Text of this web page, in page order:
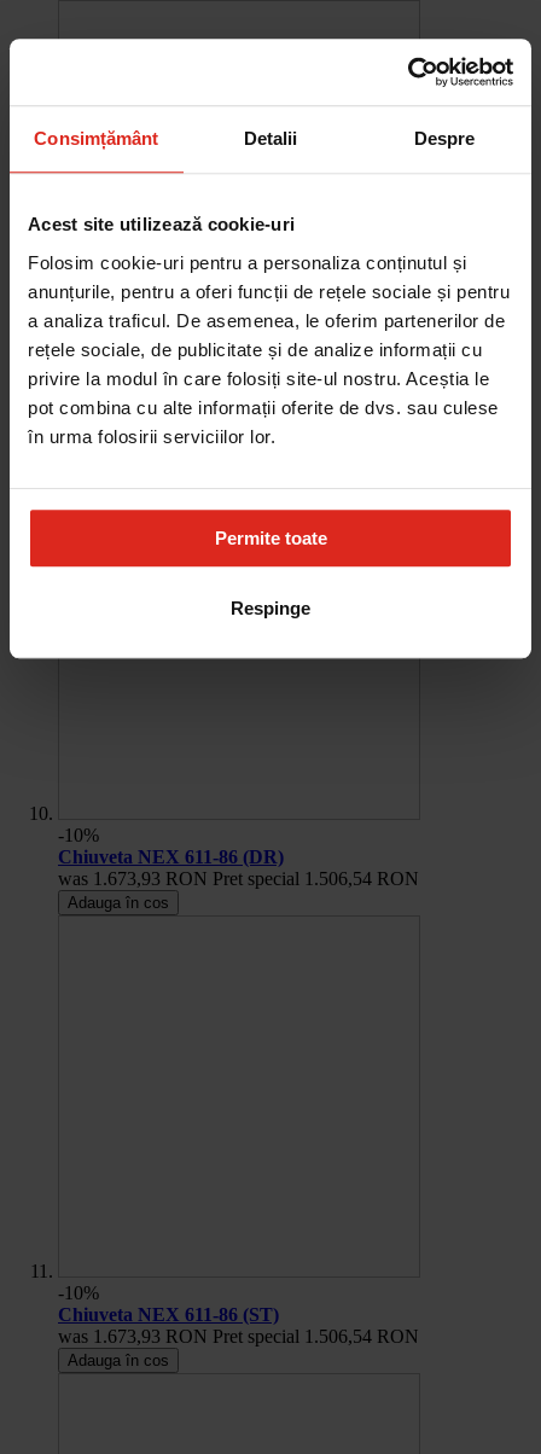
Consimțământ Detalii Despre
Acest site utilizează cookie-uri
Folosim cookie-uri pentru a personaliza conținutul și
anunțurile, pentru a oferi funcții de rețele sociale și pentru
a analiza traficul. De asemenea, le oferim partenerilor de
rețele sociale, de publicitate și de analize informații cu
privire la modul în care folosiți site-ul nostru. Aceștia le
pot combina cu alte informații oferite de dvs. sau culese
în urma folosirii serviciilor lor.
Permite toate
Respinge
-10%
Chiuveta Maris MRG 610-60
was 2.580,20 RON Pret special 2.322,18 RON
Adauga în cos
-10%
Chiuveta NEX 611-86 (DR)
was 1.673,93 RON Pret special 1.506,54 RON
Adauga în cos
-10%
Chiuveta NEX 611-86 (ST)
was 1.673,93 RON Pret special 1.506,54 RON
Adauga în cos